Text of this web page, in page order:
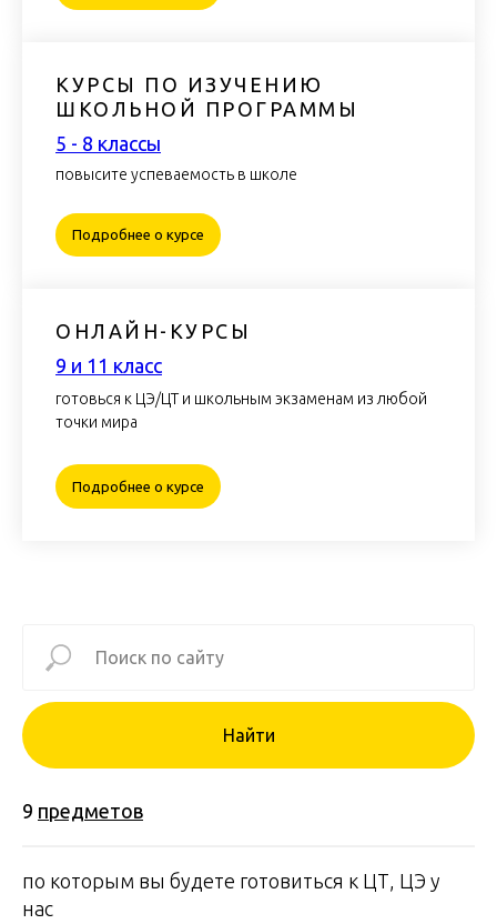
КУРСЫ ПО ИЗУЧЕНИЮ
ШКОЛЬНОЙ ПРОГРАММЫ
5 - 8 класcы
повысите успеваемость в школе
Подробнее о курсе
ОНЛАЙН-КУРСЫ
9 и 11 класс
готовься к ЦЭ/ЦТ и школьным экзаменам из любой
точки мира
Подробнее о курсе
Найти
9 пр едметов
по которым вы будете готовиться к ЦТ, ЦЭ у
нас